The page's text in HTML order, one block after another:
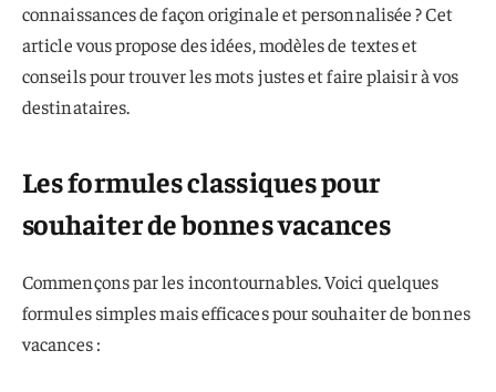
connaissances de façon originale et personnalisée ? Cet
article vous propose des idées, modèles de textes et
conseils pour trouver les mots justes et faire plaisir à vos
destinataires.
Les formules classiques pour
souhaiter de bonnes vacances
Commençons par les incontournables. Voici quelques
formules simples mais efficaces pour souhaiter de bonnes
vacances :